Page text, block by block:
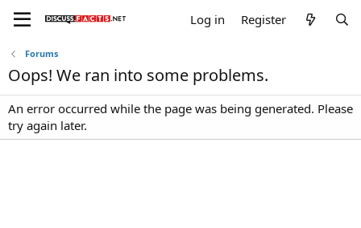
Log in Register
Forums
Oops! We ran into some problems.
An error occurred while the page was being generated. Please
try again later.